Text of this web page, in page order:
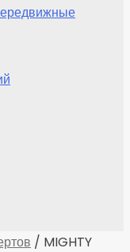
/ MIGHTY